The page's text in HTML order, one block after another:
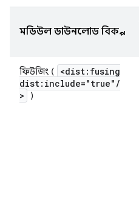
মডিউল ডাউনলোড বিকল্প
ফিউজিং (
<dist:fusing
dist:include="true" /
>
)